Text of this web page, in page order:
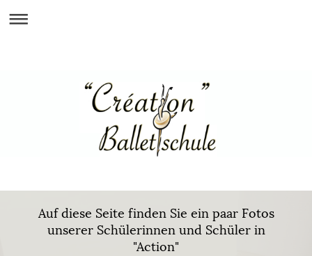
Auf diese Seite finden Sie ein paar Fotos
unserer Schülerinnen und Schüler in
"Action"